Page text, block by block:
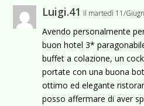
Luigi.41 il martedì 11/
Avendo personalmente
buon hotel 3*
buffet a colazione, un
portate con una buona
ottimo ed elegante
posso affermare di aver